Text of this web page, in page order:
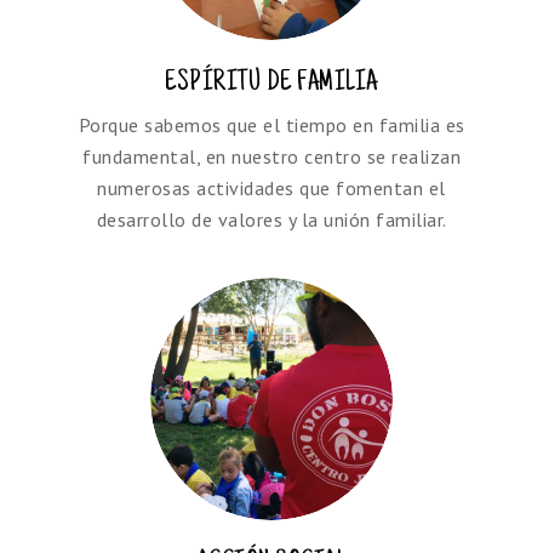
ESPÍRITU DE FAMILIA
Porque sabemos que el tiempo en familia es
fundamental, en nuestro centro se realizan
numerosas actividades que fomentan el
desarrollo de valores y la unión familiar.